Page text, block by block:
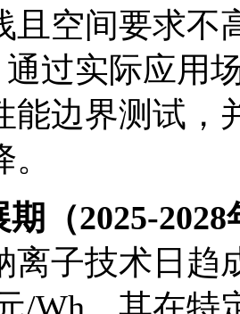
且空间要求不
过实际应用
能边界测试，
（2025-
离子技术日趋